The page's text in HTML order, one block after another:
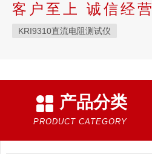
客户至上 诚信经营
KRI9310直流电阻测试仪
产品分类
PRODUCT CATEGORY